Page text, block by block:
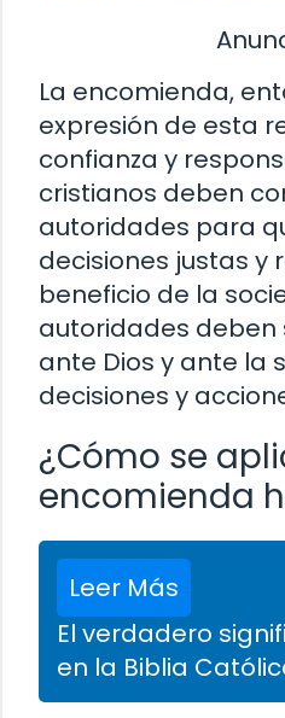
La encomienda,
expresión de esta
confianza y
cristianos deben
autoridades para
decisiones justas y
beneficio de la
autoridades deben
ante Dios y ante la
decisiones y
¿Cómo se
encomienda
Leer Más
El verdadero
en la Biblia